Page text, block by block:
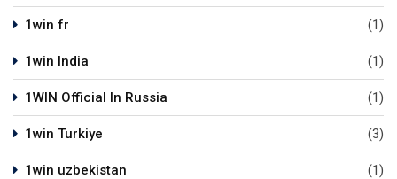
1win fr (1)
1win India (1)
1WIN Official In Russia (1)
1win Turkiye (3)
1win uzbekistan (1)